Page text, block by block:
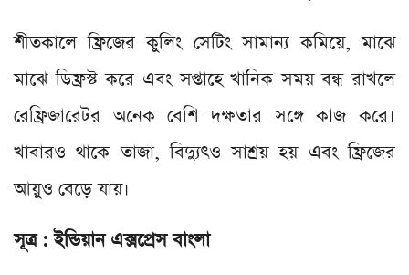
শীতকালে ফ্রিজের কুলিং সেটিং সামান্য কমিয়ে, মাঝে
মাঝে ডিফ্রস্ট করে এবং সপ্তাহে খানিক সময় বন্ধ রাখলে
রেফ্রিজারেটর অনেক বেশি দক্ষতার সঙ্গে কাজ করে।
খাবারও থাকে তাজা, বিদ্যুৎও সাশ্রয় হয় এবং ফ্রিজের
আয়ুও বেড়ে যায়।
সূত্র : ইন্ডিয়ান এক্সপ্রেস বাংলা